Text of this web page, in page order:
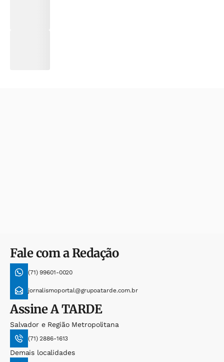
Fale com a Redação
(71) 99601-0020
jornalismoportal@grupoatarde.com.br
AssineA TARDE
Salvador e Região Metropolitana
(71) 2886-1613
Demais localidades